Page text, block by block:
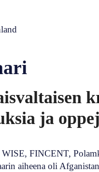
ja
FINCENT,
aiheena oli